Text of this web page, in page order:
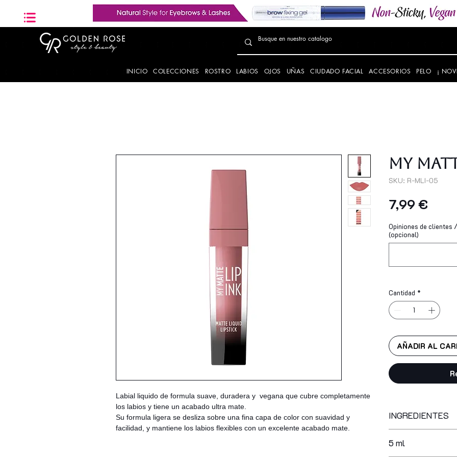
INICIO COLECCIONES ROSTRO LABIOS OJOS UÑAS CIUDADO FACIAL ACCESORIOS PELO ¡
Labial liquido de formula suave, duradera y vegana que cubre completamente
los labios y tiene un acabado ultra mate.
Su formula ligera se desliza sobre una fina capa de color con suavidad y
facilidad, y mantiene los labios flexibles con un excelente acabado mate.
My
SKU: R-MLI-05
7,99 €
Opiniones de clientes
(opcional)
Cantidad *
AÑADIR AL
INGREDIENTES
polybutene,
5 ml